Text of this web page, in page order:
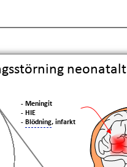
neonatalt
- Meningit
- HIE
- Blödning, infarkt